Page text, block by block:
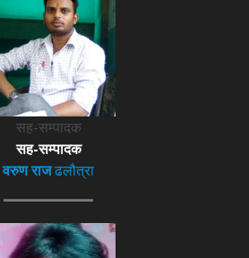
सह-सम्पादक
सह-सम्पादक
वरुण राजढलौत्रा